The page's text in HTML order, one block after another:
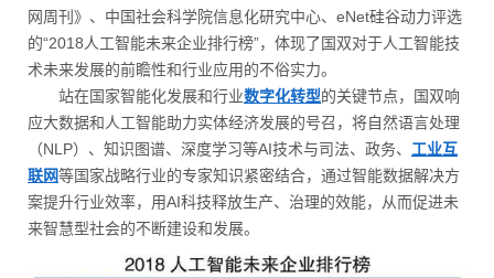
网周刊》、中国社会科学院信息化研究中心、eNet硅谷动力评选
的“2018人工智能未来企业排行榜”，体现了国双对于人工智能技
术未来发展的前瞻性和行业应用的不俗实力。
站在国家智能化发展和行业数字化转型的关键节点，国双响
应大数据和人工智能助力实体经济发展的号召，将自然语言处理
（NLP）、知识图谱、深度学习等AI技术与司法、政务、 工业互
联网等国家战略行业的专家知识紧密结合，通过智能数据解决方
案提升行业效率，用AI科技释放生产、治理的效能，从而促进未
来智慧型社会的不断建设和发展。